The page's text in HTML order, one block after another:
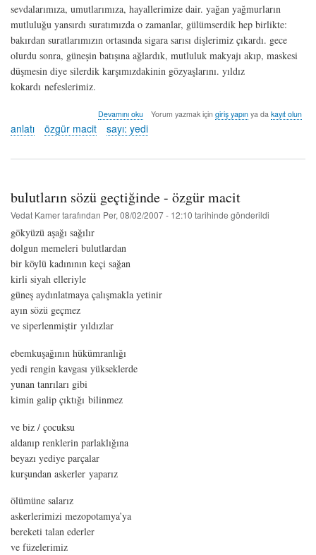
sevdalarımıza, umutlarımıza, hayallerimize dair. yağan yağmurların
mutluluğu yansırdı suratımızda o zamanlar, gülümserdik hep birlikte:
bakırdan suratlarımızın ortasında sigara sarısı dişlerimiz çıkardı. gece
olurdu sonra, güneşin batışına ağlardık, mutluluk makyajı akıp, maskesi
düşmesin diye silerdik karşımızdakinin gözyaşlarını. yıldız
kokardı nefeslerimiz.
kuzey
yıldızı
macit
Devamını oku Yorum yazmak için giriş yapınya da kayıt olun
anlatı özgür macit sayı: yedi
bulutların sözü geçtiğinde - özgür macit
Vedat Kamertarafından Per, 08/02/2007 - 12:10 tarihinde gönderildi
gökyüzü aşağı sağılır
dolgun memeleri bulutlardan
bir köylü kadınının keçi sağan
kirli siyah elleriyle
güneş aydınlatmaya çalışmakla yetinir
ayın sözü geçmez
ve siperlenmiştir yıldızlar
ebemkuşağının hükümranlığı
yedi rengin kavgası yükseklerde
yunan tanrıları gibi
kimin galip çıktığı bilinmez
ve biz / çocuksu
aldanıp renklerin parlaklığına
beyazı yediye parçalar
kurşundan askerler yaparız
ölümüne salarız
askerlerimizi mezopotamya’ya
bereketi talan ederler
ve füzelerimiz